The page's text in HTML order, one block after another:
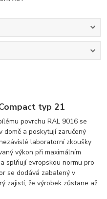
typ 21
povrchu RAL 9016 se
domě a poskytují zaručený
laboratorní zkoušky
výkon při maximálním
splňují evropskou normu pro
se dodává zabalený v
zajistí, že výrobek zůstane až